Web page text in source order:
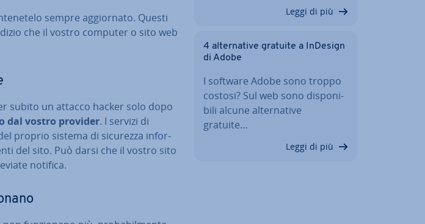
sempre ag­gior­na­to. Questi
che il vostro computer o sito web
subito un attacco hacker solo dopo
dal vostro provider. I servizi di
proprio sistema di sicurezza in­for­
del sito. Può darsi che il vostro sito
notifica.
Leggi di più
4 al­ter­na­ti­ve gratuite a InDesign
di Adobe
I software Adobe sono troppo
costosi? Sul web sono di­spo­ni­
bi­li alcune al­ter­na­ti­ve
gratuite…
Leggi di più